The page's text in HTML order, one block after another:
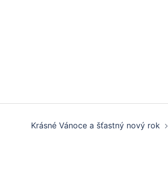
Krásné Vánoce a šťastný nový rok